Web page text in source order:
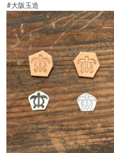
#大阪玉造